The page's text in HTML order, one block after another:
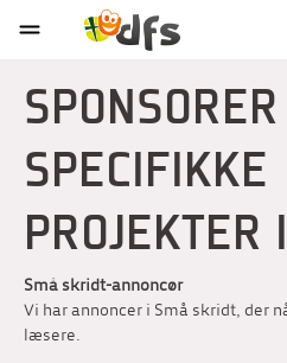
SPONSORER
SPECIFIKKE
PROJEKTER
Små skridt-annoncør
Vi har annoncer i Små skridt, der
læsere.